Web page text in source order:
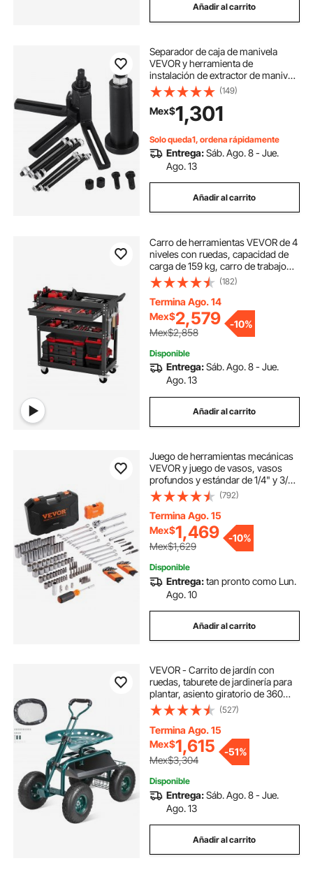
Añadir al carrito
Separador de caja de manivela
VEVOR y herramienta de
instalación de extractor de manivela
Dirt Bike
(149)
Mex$1,301
Solo queda1, ordena rápidamente
Entrega:Sáb. Ago. 8 - Jue.
Ago. 13
Añadir al carrito
Carro de herramientas VEVOR de 4
niveles con ruedas, capacidad de
carga de 159 kg, carro de trabajo
rodante con cajón y panel
perforado, organizador de
herramientas mecánicas con
sistema de bloqueo para garaje,
almacén y taller de reparación,
color negro.
(182)
Termina Ago. 14
Mex$2,579
Mex$2,858
-10%
Disponible
Entrega:Sáb. Ago. 8 - Jue.
Ago. 13
Añadir al carrito
Juego de herramientas mecánicas
VEVOR y juego de vasos, vasos
profundos y estándar de 1/4" y 3/8",
kit de herramientas mecánicas SAE
y métricas de 145 piezas con
puntas, llave combinada, llaves
hexagonales, accesorios y estuche
de almacenamiento.
(792)
Termina Ago. 15
Mex$1,469
Mex$1,629
-10%
Disponible
Entrega:tan pronto como Lun.
Ago. 10
Añadir al carrito
VEVOR - Carrito de jardín con
ruedas, taburete de jardinería para
plantar, asiento giratorio de 360
grados, carrito con asa de
dirección y bandeja para
herramientas, ideal para patio,
jardín y exteriores, color verde
(527)
Termina Ago. 15
Mex$1,615
Mex$3,304
-51%
Disponible
Entrega:Sáb. Ago. 8 - Jue.
Ago. 13
Añadir al carrito